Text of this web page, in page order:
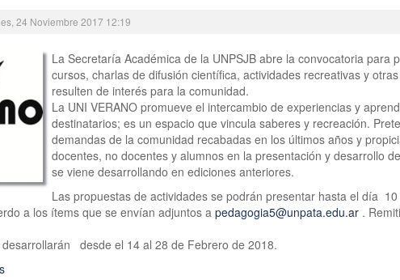
24 Noviembre 2017 12:19
La Secretaría Académica de la UNPSJB abre la convocatoria para
cursos, charlas de difusión científica, actividades recreativas y
resulten de interés para la comunidad.
La UNI VERANO promueve el intercambio de experiencias y
destinatarios; es un espacio que vincula saberes y recreación.
demandas de la comunidad recabadas en los últimos años y
docentes, no docentes y alumnos en la presentación y desarrollo
se viene desarrollando en ediciones anteriores.
Las propuestas de actividades se podrán presentar hasta el día 10
a los ítems que se envían adjuntos a pedagogia5@unpata.edu.ar.
desde el 14 al 28 de Febrero de 2018.